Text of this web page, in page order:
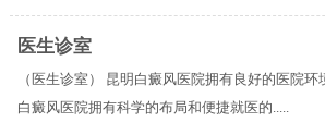
医生诊室
（医生诊室） 昆明白癜风医院拥有良好的医院
白癜风医院拥有科学的布局和便捷就医的.....